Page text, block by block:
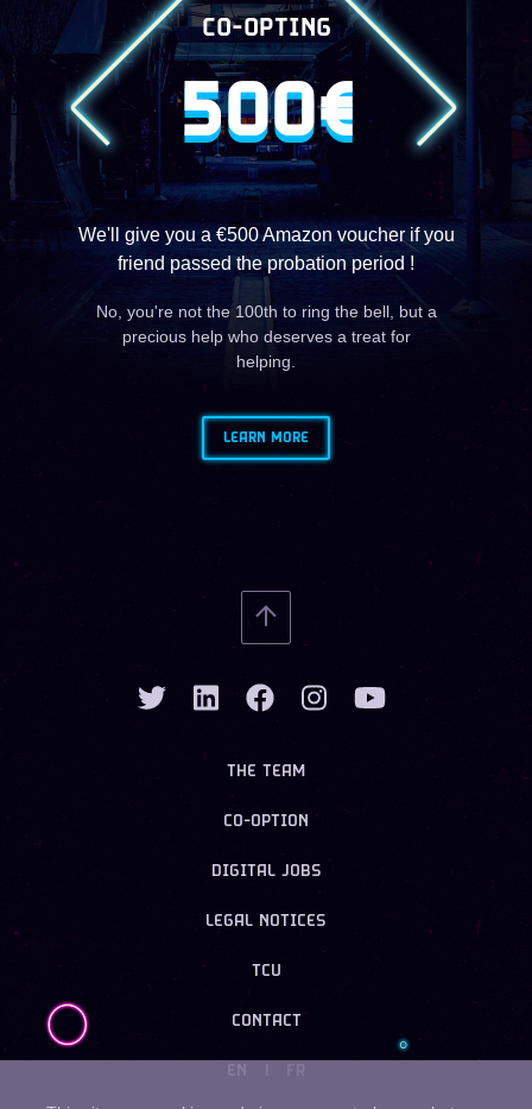
CO-OPTING
500€
We'll give you a €500 Amazon voucher if you
friend passed the probation period !
No, you're not the 100th to ring the bell, but a
precious help who deserves a treat for
helping.
LEARN MORE
THE TEAM
CO-OPTION
DIGITAL JOBS
LEGAL NOTICES
TCU
CONTACT
EN